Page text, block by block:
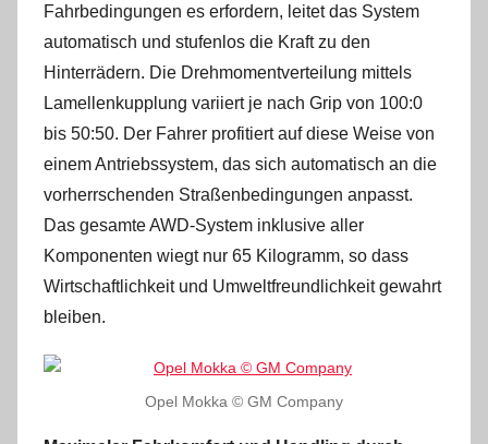
Fahrbedingungen es erfordern, leitet das System
automatisch und stufenlos die Kraft zu den
Hinterrädern. Die Drehmomentverteilung mittels
Lamellenkupplung variiert je nach Grip von 100:0
bis 50:50. Der Fahrer profitiert auf diese Weise von
einem Antriebssystem, das sich automatisch an die
vorherrschenden Straßenbedingungen anpasst.
Das gesamte AWD-System inklusive aller
Komponenten wiegt nur 65 Kilogramm, so dass
Wirtschaftlichkeit und Umweltfreundlichkeit gewahrt
bleiben.
Opel Mokka © GM Company